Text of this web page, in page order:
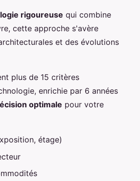
rigoureuse qui combine
cette approche s'avère
et des évolutions
plus de 15 critères
enrichie par 6 années
optimale pour votre
étage)